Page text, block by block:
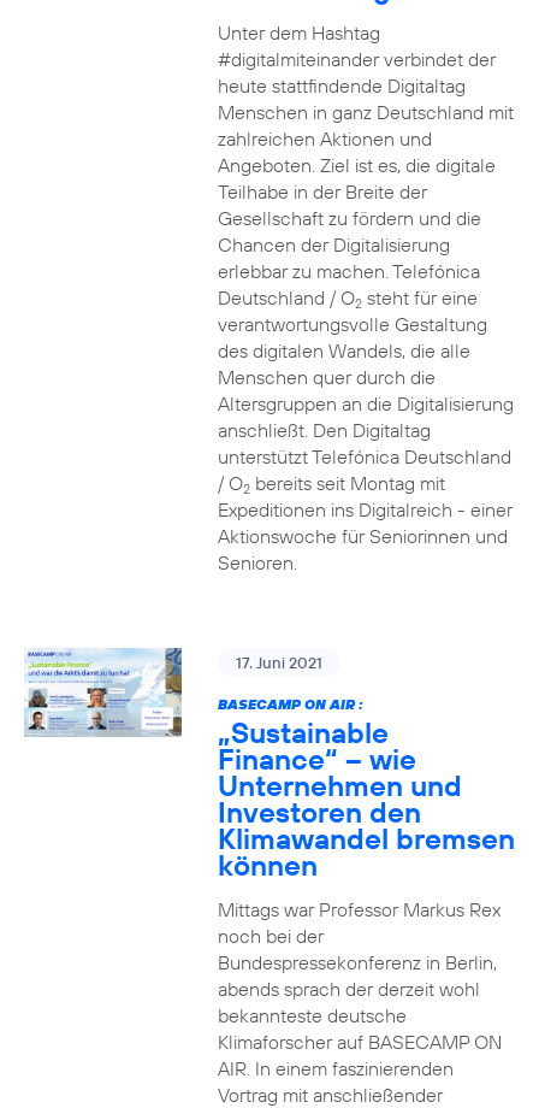
Unter dem Hashtag
#digitalmiteinander verbindet der
heute stattfindende Digitaltag
Menschen in ganz Deutschland mit
zahlreichen Aktionen und
Angeboten. Ziel ist es, die digitale
Teilhabe in der Breite der
Gesellschaft zu fördern und die
Chancen der Digitalisierung
erlebbar zu machen. Telefónica
Deutschland / O2steht für eine
verantwortungsvolle Gestaltung
des digitalen Wandels, die alle
Menschen quer durch die
Altersgruppen an die Digitalisierung
anschließt. Den Digitaltag
unterstützt Telefónica Deutschland
/ O2bereits seit Montag mit
Expeditionen ins Digitalreich - einer
Aktionswoche für Seniorinnen und
Senioren.
17. Juni 2021
BASECAMP ON AIR :
„Sustainable
Finance“ – wie
Unternehmen und
Investoren den
Klimawandel bremsen
können
Mittags war Professor Markus Rex
noch bei der
Bundespressekonferenz in Berlin,
abends sprach der derzeit wohl
bekannteste deutsche
Klimaforscher auf BASECAMP ON
AIR. In einem faszinierenden
Vortrag mit anschließender